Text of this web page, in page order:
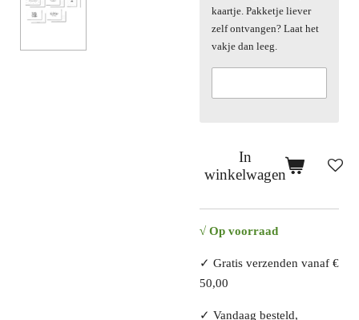
kaartje. Pakketje liever
zelf ontvangen? Laat het
vakje dan leeg.
In
winkelwagen
√ Op voorraad
✓ Gratis verzenden vanaf €
50,00
✓ Vandaag besteld,